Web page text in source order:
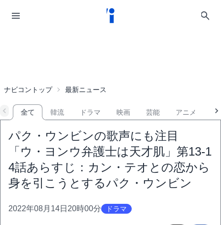
ナビコントップ 最新ニュース
全て 韓流 ドラマ 映画 芸能 アニメ
パク・ウンビンの歌声にも注目
「ウ・ヨンウ弁護士は天才肌」第13-1
4話あらすじ：カン・テオとの恋から
身を引こうとするパク・ウンビン
2022年08月14日20時00分 ドラマ